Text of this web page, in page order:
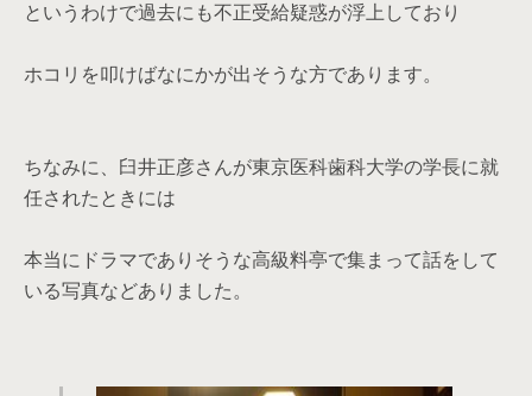
というわけで過去にも不正受給疑惑が浮上しており
ホコリを叩けばなにかが出そうな方であります。
ちなみに、臼井正彦さんが東京医科歯科大学の学長に就
任されたときには
本当にドラマでありそうな高級料亭で集まって話をして
いる写真などありました。